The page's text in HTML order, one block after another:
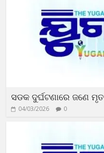
ସଡକ ଦୁର୍ଘଟଣାରେ ଜଣେ ମୃତ
04/03/2026 0